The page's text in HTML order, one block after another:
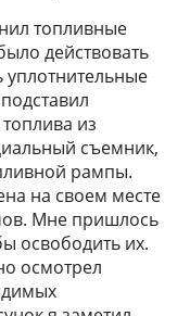
топливные
действовать
из
съемник,
рампы.
на своем месте
Мне пришлось
освободить их.
осмотрел